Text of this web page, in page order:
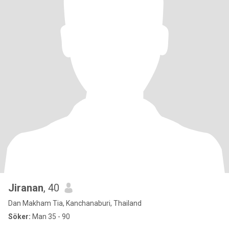
Jiranan, 40
Dan Makham Tia, Kanchanaburi, Thailand
Söker: Man 35 - 90